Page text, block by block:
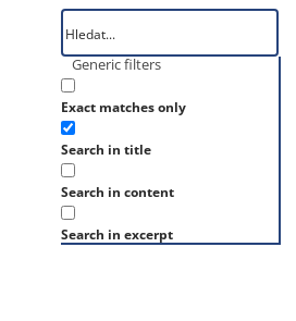
Generic filters
Exact matches only
Search in title
Search in content
Search in excerpt